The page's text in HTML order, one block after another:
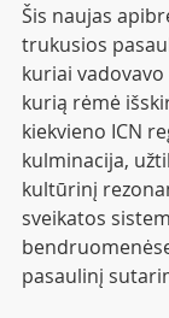
Šis naujas
trukusios
kuriai
kurią rėmė
kiekvieno ICN
kulminacija,
kultūrinį
sveikatos
pasaulinį